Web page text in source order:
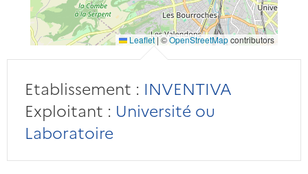
Leaflet|©OpenStreetMapcontributors
Etablissement : INVENTIVA
Exploitant : Université ou
Laboratoire